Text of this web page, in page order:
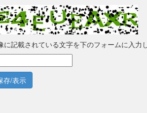
に記載されている文字を下のフォームに入力
存/表示